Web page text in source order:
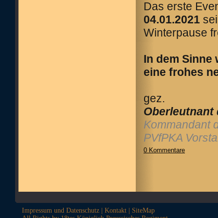
Das erste
04.01.2021
Winterpause
In dem
eine frohes
gez.
Oberleutnant
Kommandant
PVfPKA
0 Kommentare
Impressum und Datenschutz Kontakt
SiteMap